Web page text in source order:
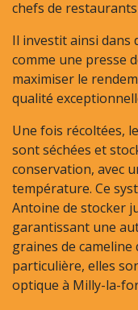
chefs de
Il investit ainsi dans
comme une presse
maximiser le
qualité
Une fois récoltées,
sont séchées et
conservation, avec
température. Ce
Antoine de stocker
garantissant une
graines de
particulière, elles
optique à Milly-la-